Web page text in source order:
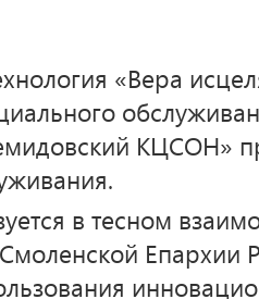
«Вера
КЦСОН»
в тесном
Епархии